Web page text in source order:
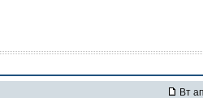
Вт